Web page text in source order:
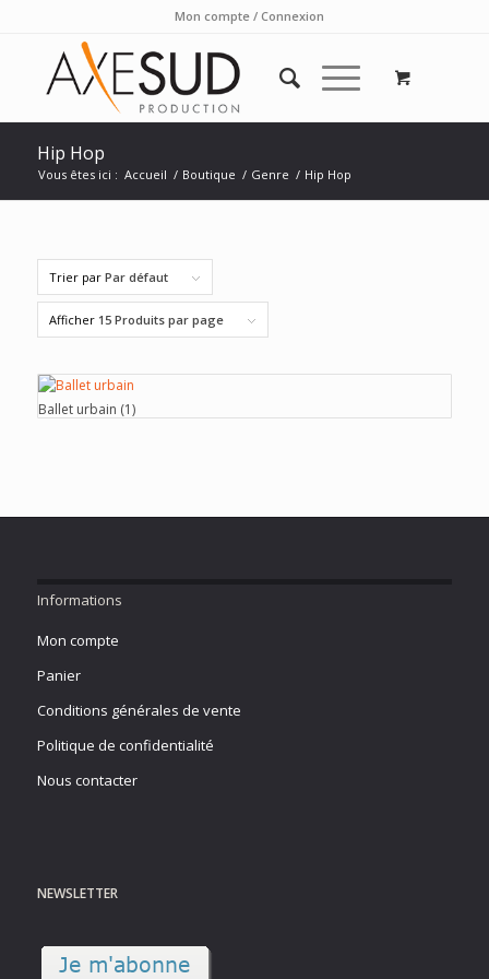
Mon compte / Connexion
Hip Hop
Vous êtes ici : Accueil / Boutique / Genre / Hip Hop
Trier par Par défaut
Afficher 15 Produits par page
Ballet urbain (1)
Informations
Mon compte
Panier
Conditions générales de vente
Politique de confidentialité
Nous contacter
NEWSLETTER